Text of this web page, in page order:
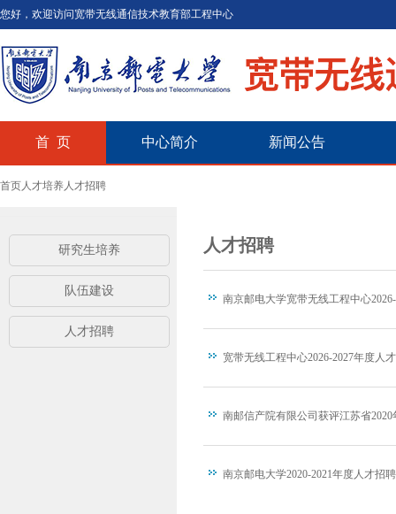
您好，欢迎访问宽带无线通信技术教育部工程中心
首 页 中心简介 新闻公告
首页人才培养人才招聘
研究生培养
队伍建设
人才招聘
人才招聘
南京邮电大学宽带无线工程中心
宽带无线工程中心2026-2027年度人
南邮信产院有限公司获评江苏省
南京邮电大学2020-2021年度人才招聘